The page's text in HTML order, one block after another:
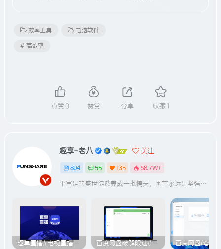
效率工具 电脑软件
# 高效率
点赞0 赞赏 分享 收藏 1
趣享-老八 关注
804 55 135 68.7W+
平富足的盛世徒然养成一批懦夫，困苦永远是坚强之母
趣享直播#电视直播软件#2000+个超清直播频道#支持电视和安卓手机 百度网盘破解限速#突破官方限速#满速下载#A614